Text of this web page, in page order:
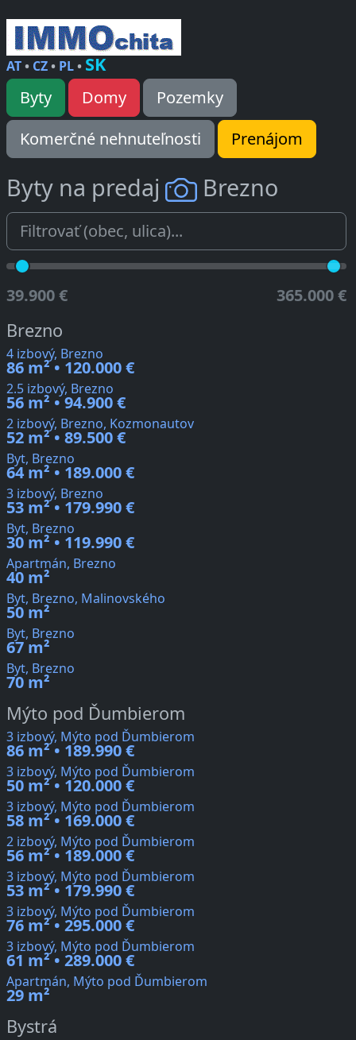
AT• CZ• PL• SK
Byty Domy
Pozemky
Komerčné nehnuteľnosti
Prenájom
Byty na predaj Brezno
39.900 € 365.000 €
Brezno
4 izbový, Brezno
86 m² • 120.000 €
2.5 izbový, Brezno
56 m² • 94.900 €
2 izbový, Brezno, Kozmonautov
52 m² • 89.500 €
Byt, Brezno
64 m² • 189.000 €
3 izbový, Brezno
53 m² • 179.990 €
Byt, Brezno
30 m² • 119.990 €
Apartmán, Brezno
40 m²
Byt, Brezno, Malinovského
50 m²
Byt, Brezno
67 m²
Byt, Brezno
70 m²
Mýto pod Ďumbierom
3 izbový, Mýto pod Ďumbierom
86 m² • 189.990 €
3 izbový, Mýto pod Ďumbierom
50 m² • 120.000 €
3 izbový, Mýto pod Ďumbierom
58 m² • 169.000 €
2 izbový, Mýto pod Ďumbierom
56 m² • 189.000 €
3 izbový, Mýto pod Ďumbierom
53 m² • 179.990 €
3 izbový, Mýto pod Ďumbierom
76 m² • 295.000 €
3 izbový, Mýto pod Ďumbierom
61 m² • 289.000 €
Apartmán, Mýto pod Ďumbierom
29 m²
Bystrá